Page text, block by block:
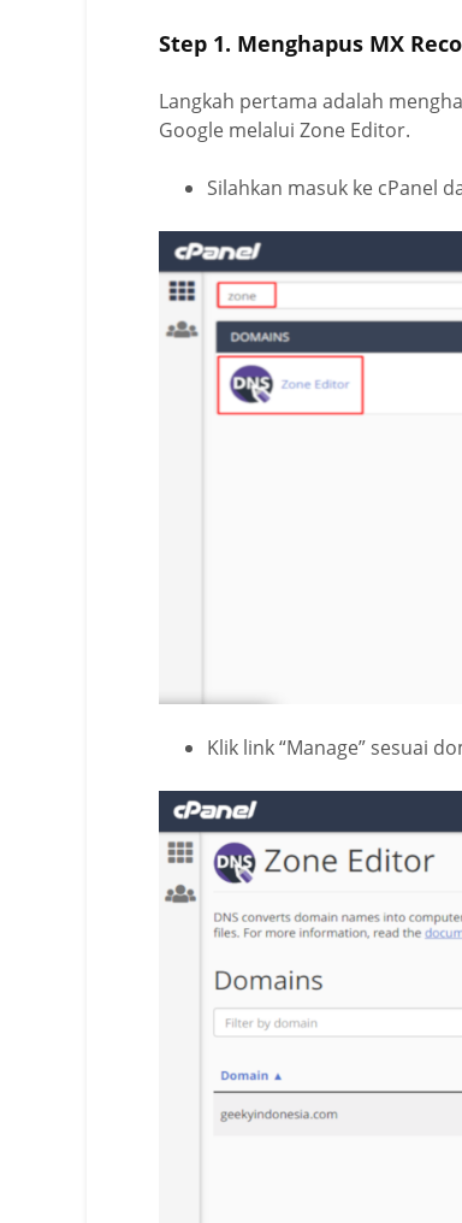
Step 1. Menghapus MX
Langkah pertama adalah
Google melalui Zone Editor.
Silahkan masuk ke cPanel
Klik link “Manage” sesuai